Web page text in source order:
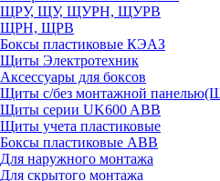
ЩРУ, ЩУ, ЩУРН, ЩУРВ
ЩРН, ЩРВ
Боксы пластиковые КЭАЗ
Щиты Электротехник
Аксессуары для боксов
Щиты с/без монтажной
Щиты серии UK600 ABB
Щиты учета пластиковые
Боксы пластиковые ABB
Для наружного монтажа
Для скрытого монтажа